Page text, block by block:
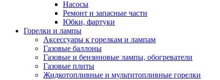
Насосы
Ремонт и запасные части
Юбки, фартуки
Горелки и лампы
Аксессуары к горелкам и лампам
Газовые баллоны
Газовые и бензиновые лампы, обогреватели
Газовые плиты
Жидкотопливные и мультитопливные горелки